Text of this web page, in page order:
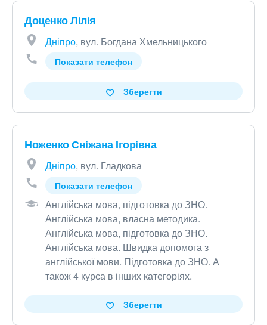
Доценко Лілія
Дніпро, вул. Богдана Хмельницького
Показати телефон
Зберегти
Ноженко Снiжана Iгорiвна
Дніпро, вул. Гладкова
Показати телефон
Англійська мова, підготовка до ЗНО.
Англійська мова, власна методика.
Англійська мова, підготовка до ЗНО.
Англійська мова. Швидка допомога з
англійської мови. Підготовка до ЗНО. А
також 4 курса в інших категоріях.
Зберегти